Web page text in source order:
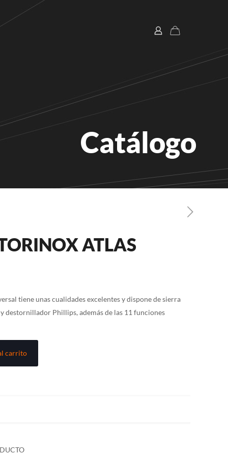
Catálogo
ATLAS
tiene unas cualidades excelentes y dispone de sierra
destornillador Phillips, además de las 11 funciones
carrito